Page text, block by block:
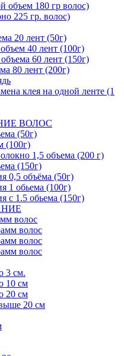
объем 180 гр волос)
225 гр. волос)
20 лент (50г)
40 лент (100г)
60 лент (150г)
80 лент (200г)
клея на одной ленте (1
ВОЛОС
(50г)
(100г)
1,5 объема (200 г)
(150г)
0,5 объёма (50г)
1 обьема (100г)
с 1.5 обьема (150г)
волос
волос
волос
волос
3 см.
10 см
20 см
20 см